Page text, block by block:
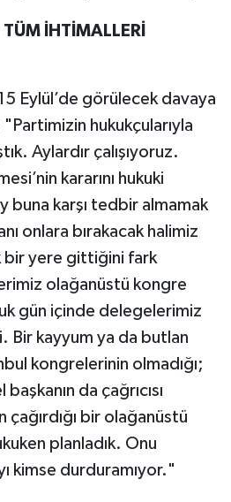
İHTİMALLERİ
Eylül’de görülecek davaya
hukukçularıyla
Aylardır çalışıyoruz.
kararını hukuki
buna karşı tedbir almamak
onlara bırakacak halimiz
bir yere gittiğini fark
olağanüstü kongre
gün içinde delegelerimiz
Bir kayyum ya da butlan
kongrelerinin olmadığı;
da çağrıcısı
çağırdığı bir olağanüstü
planladık. Onu
kimse durduramıyor."